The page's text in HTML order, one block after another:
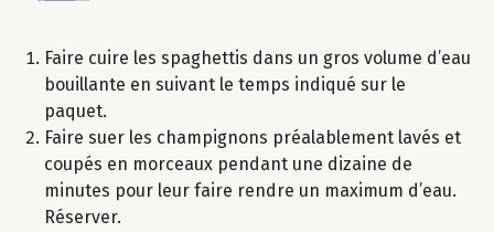
Faire cuire les spaghettis dans un gros volume d’eau
bouillante en suivant le temps indiqué sur le
paquet.
Faire suer les champignons préalablement lavés et
coupés en morceaux pendant une dizaine de
minutes pour leur faire rendre un maximum d’eau.
Réserver.